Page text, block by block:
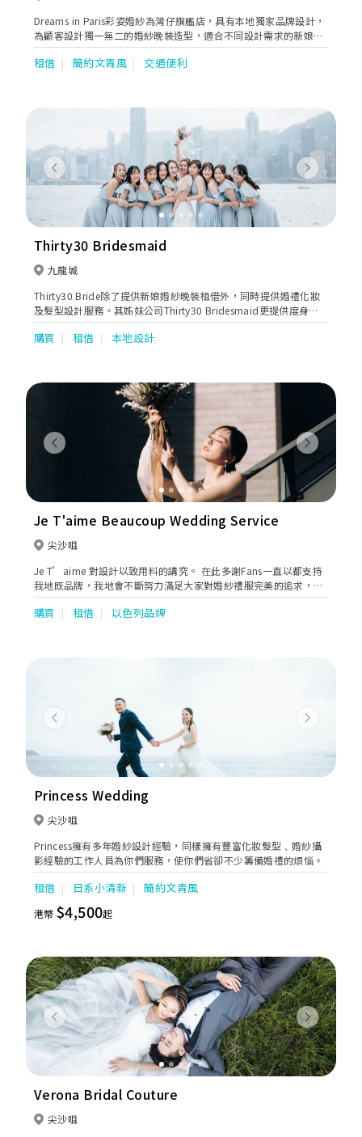
Dreams in Paris彩姿婚紗為灣仔旗艦店，具有本地獨家品牌設計，
為顧客設計獨一無二的婚紗晚裝造型，適合不同設計需求的新娘。
另有媽咪/主人家/宴會服/姊妹裙/租借及訂造服務，且提供專業星
级化妝髮型：新娘妝頭/姊妹妝頭/主人家妝頭/男士妝頭及形象指
人手美容服務，內外兼備，務求為新人提供優質的婚禮服務，令客
人婚禮達至完美。 具有20 年化妝及婚禮經驗，歡迎各位預約查
詢，在灣仔1000尺舒適的環境下，見証婚禮過程的成長。我們團隊
會貼心為大家服務及解答。你們的支持就是我們前進的動力。
租借 簡約文青風 交通便利
Previous Next
Thirty30 Bridesmaid
九龍城
Thirty30 Bride除了提供新娘婚紗晚裝租借外，同時提供婚禮化妝
及髮型設計服務。其姊妹公司Thirty30 Bridesmaid更提供度身訂
製姊妹裙，有多種款式及剪裁設計選擇，不論是一字領、吊帶、荷
葉邊、蕾絲等都應有盡有，而且顏色亦多不勝數，單單是一個顏
妹裙，更顯高貴得體，姊妹們都可以一樣美美的出場。
購買 租借 本地設計
Previous Next
Je T'aime Beaucoup Wedding Service
尖沙咀
Je T’aime 對設計以致用料的講究。 在此多謝Fans一直以都支持
我地既品牌，我地會不斷努力滿足大家對婚紗禮服完美的追求，做
到一夜永恆的設計將最好既款式帶俾大家。​
購買 租借 以色列品牌
Previous Next
Princess Wedding
尖沙咀
Princess擁有多年婚紗設計經驗，同樣擁有豐富化妝髮型﹑婚紗攝
影經驗的工作人員為你們服務，使你們省卻不少籌備婚禮的煩惱。
租借 日系小清新 簡約文青風
港幣$4,500起
Previous Next
Verona Bridal Couture
尖沙咀